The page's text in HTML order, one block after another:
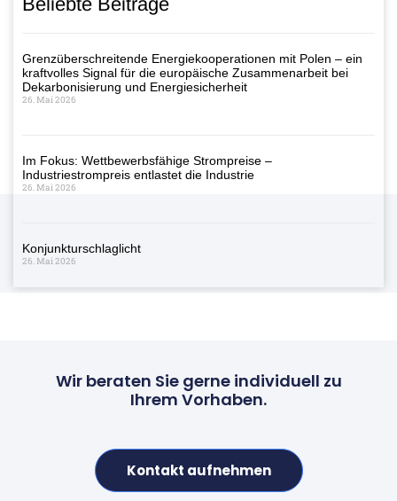
Grenzüberschreitende Energiekooperationen mit Polen – ein
kraftvolles Signal für die europäische Zusammenarbeit bei
Dekarbonisierung und Energiesicherheit
26. Mai 2026
Im Fokus: Wettbewerbsfähige Strompreise –
Industriestrompreis entlastet die Industrie
26. Mai 2026
Konjunkturschlaglicht
26. Mai 2026
Wir beraten Sie gerne individuell zu
Ihrem Vorhaben.
Kontakt aufnehmen